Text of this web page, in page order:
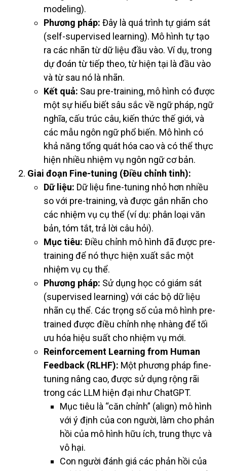
modeling).
Phương pháp: Đây là quá trình tự giám sát
(self-supervised learning). Mô hình tự tạo
ra các nhãn từ dữ liệu đầu vào. Ví dụ, trong
dự đoán từ tiếp theo, từ hiện tại là đầu vào
và từ sau nó là nhãn.
Kết quả: Sau pre-training, mô hình có được
một sự hiểu biết sâu sắc về ngữ pháp, ngữ
nghĩa, cấu trúc câu, kiến thức thế giới, và
các mẫu ngôn ngữ phổ biến. Mô hình có
khả năng tổng quát hóa cao và có thể thực
hiện nhiều nhiệm vụ ngôn ngữ cơ bản.
Giai đoạn Fine-tuning (Điều chỉnh tinh):
Dữ liệu: Dữ liệu fine-tuning nhỏ hơn nhiều
so với pre-training, và được gắn nhãn cho
các nhiệm vụ cụ thể (ví dụ: phân loại văn
bản, tóm tắt, trả lời câu hỏi).
Mục tiêu: Điều chỉnh mô hình đã được pre-
training để nó thực hiện xuất sắc một
nhiệm vụ cụ thể.
Phương pháp: Sử dụng học có giám sát
(supervised learning) với các bộ dữ liệu
nhãn cụ thể. Các trọng số của mô hình pre-
trained được điều chỉnh nhẹ nhàng để tối
ưu hóa hiệu suất cho nhiệm vụ mới.
Reinforcement Learning from Human
Feedback (RLHF): Một phương pháp fine-
tuning nâng cao, được sử dụng rộng rãi
trong các LLM hiện đại như ChatGPT.
Mục tiêu là “căn chỉnh” (align) mô hình
với ý định của con người, làm cho phản
hồi của mô hình hữu ích, trung thực và
vô hại.
Con người đánh giá các phản hồi của